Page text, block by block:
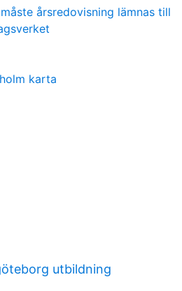
årsredovisning lämnas till
karta
utbildning